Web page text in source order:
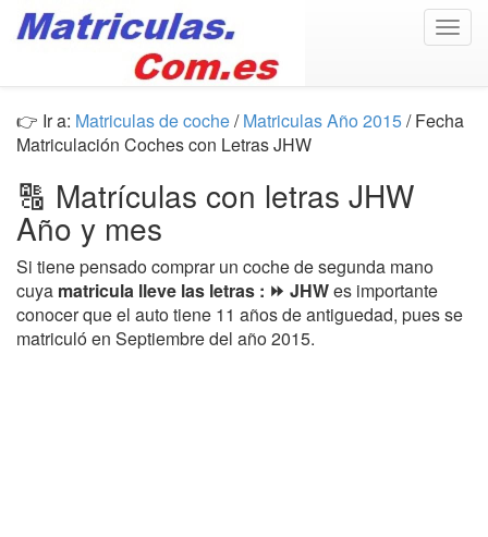
👉 Ir a: Matriculas de coche/Matriculas Año 2015/ Fecha
Matriculación Coches con Letras JHW
🔠 Matrículas con letras JHW
Año y mes
Si tiene pensado comprar un coche de segunda mano
cuya matricula lleve las letras : ⏩ JHWes importante
conocer que el auto tiene 11 años de antiguedad, pues se
matriculó en Septiembre del año 2015.